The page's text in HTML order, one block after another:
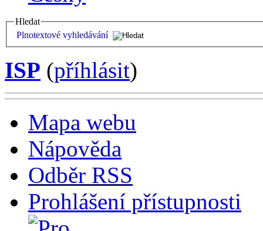
Hledat
Plnotextové vyhledávání
ISP (příhlásit)
Mapa webu
Nápověda
Odběr RSS
Prohlášení přístupnosti